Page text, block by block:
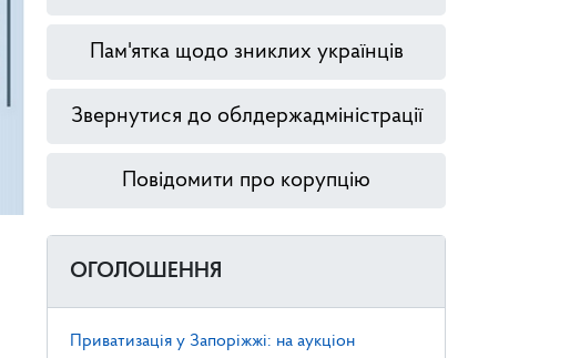
Пам'ятка щодо зниклих українців
Звернутися до облдержадміністрації
Повідомити про корупцію
ОГОЛОШЕННЯ
Приватизація у Запоріжжі: на аукціон